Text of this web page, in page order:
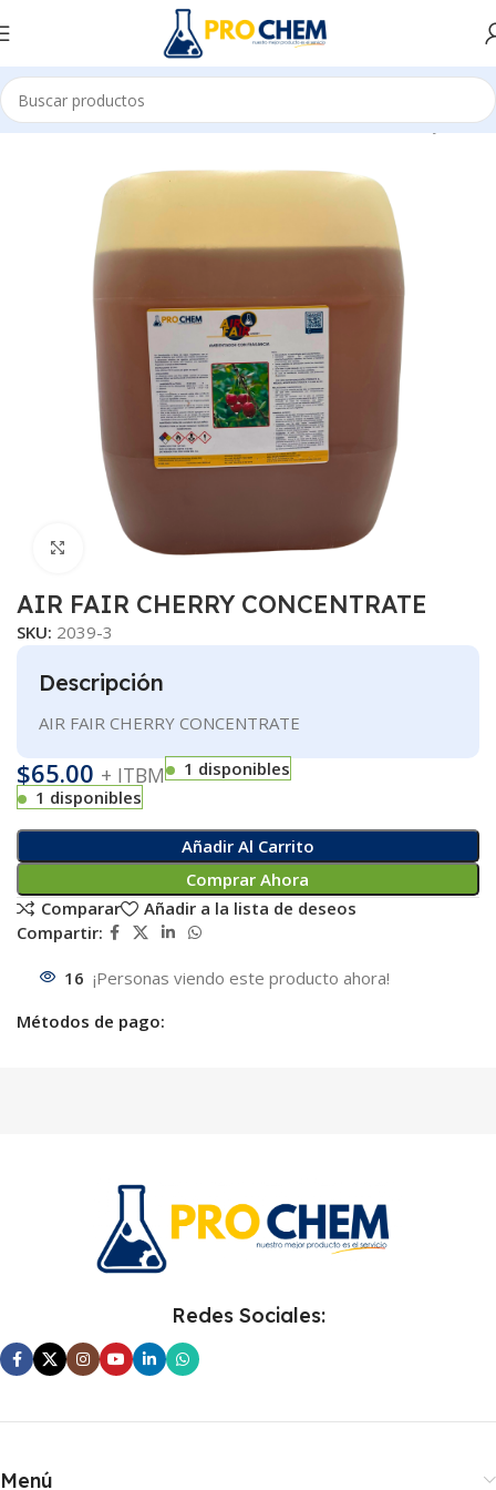
Y CONTROL DE OLOR AMBIENTADORES EN LIQUIDO
Clic para ampliar
AIR FAIR CHERRY CONCENTRATE
SKU: 2039-3
Descripción
AIR FAIR CHERRY CONCENTRATE
$65.00 + ITBM
1 disponibles
1 disponibles
Añadir Al Carrito
Comprar Ahora
Comparar
Añadir a la lista de deseos
Compartir:
16 ¡Personas viendo este producto ahora!
Métodos de pago:
Redes Sociales:
Menú